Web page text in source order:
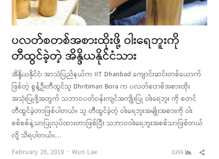
ပလတ်စတစ်အစားထိုးဖို့ ဝါးရေဘူးကို
တီထွင်ခဲ့တဲ့ အိန္ဒိယနိုင်ငံသား
အိန္ဒိယနိုင်ငံ၊ အာသံပြည်နယ်က IIT Dhanbad ကျောင်းဆင်းတစ်ယောက်
ဖြစ်တဲ့ စွန့်ဦးတီထွင်သူ Dhritiman Bora က ပလတ်စတစ်အစားထိုး
အသုံးပြုဖို့အတွက် သဘာဝပတ်ဝန်းကျင်အကျိုးပြု ဝါးရေဘူး ကို စတင်
တီထွင်ခဲ့တာဖြစ်ပါတယ်။ သူ တီထွင်ခဲ့တဲ့ ဝါးရေဘူးအမျိုးအစားကို ဝါး
စစ်စစ်နဲ့သာပြုလုပ်ထားတာဖြစ်ပြီး သဘာဝဝါးရေဘူးအစစ်သာဖြစ်တယ်
လို့ သိရပါတယ်။…
February 26, 2019
Author
Wun Lae 8359